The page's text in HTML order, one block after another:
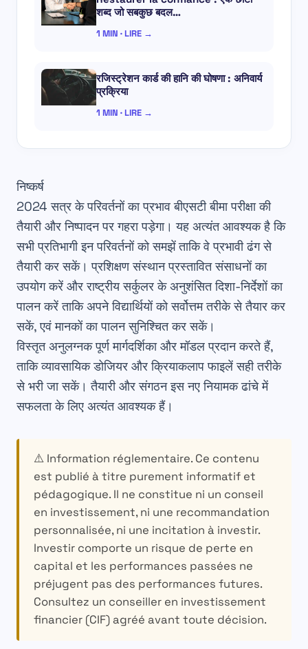
शब्द जो सबकुछ बदल…
1 MIN · LIRE →
रजिस्ट्रेशन कार्ड की हानि की घोषणा : अनिवार्य
प्रक्रिया
1 MIN · LIRE →
निष्कर्ष
2024 सत्र केपरिवर्तनोंका प्रभाव बीएसटी बीमा परीक्षा की
तैयारी और निष्पादन पर गहरा पड़ेगा। यह अत्यंत आवश्यक है कि
सभी प्रतिभागी इन परिवर्तनों को समझें ताकि वे प्रभावी ढंग से
तैयारी कर सकें। प्रशिक्षण संस्थानप्रस्तावित संसाधनोंका
उपयोग करें और राष्ट्रीय सर्कुलर के अनुशंसित दिशा-निर्देशों का
पालन करें ताकि अपने विद्यार्थियों को सर्वोत्तम तरीके से तैयार कर
सकें, एवंमानकों का पालनसुनिश्चित कर सकें।
विस्तृत अनुलग्नकपूर्ण मार्गदर्शिकाऔरमॉडलप्रदान करते हैं,
ताकि व्यावसायिक डोजियर और क्रियाकलाप फाइलें सही तरीके
से भरी जा सकें।तैयारी और संगठनइस नए नियामक ढांचे में
सफलता के लिए अत्यंत आवश्यक हैं।
⚠️ Information réglementaire.Ce contenu
est publié à titre purement informatif et
pédagogique. Il ne constitue ni un conseil
en investissement, ni une recommandation
personnalisée, ni une incitation à investir.
Investir comporte un risque de perte en
capital et les performances passées ne
préjugent pas des performances futures.
Consultez un conseiller en investissement
financier (CIF) agréé avant toute décision.